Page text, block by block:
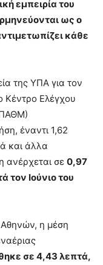
εμπειρία του
ως ο
κάθε
της ΥΠΑ για τον
Κέντρο Ελέγχου
έναντι 1,62
και άλλα
ανέρχεται σε 0,97
τον Ιούνιο του
Αθηνών, η μέση
σε 4,43 λεπτά,